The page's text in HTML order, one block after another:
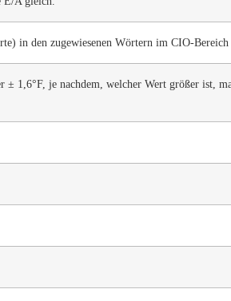
in den zugewiesenen Wörtern im CIO-Bereich
1,6°F, je nachdem, welcher Wert größer ist,